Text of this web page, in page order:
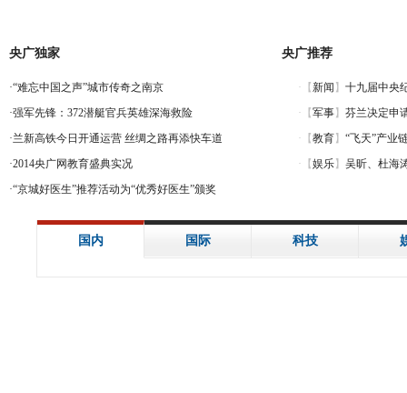
央广独家
·“难忘中国之声”城市传奇之南京
·强军先锋：372潜艇官兵英雄深海救险
·兰新高铁今日开通运营 丝绸之路再添快车道
·2014央广网教育盛典实况
·“京城好医生”推荐活动为“优秀好医生”颁奖
央广推荐